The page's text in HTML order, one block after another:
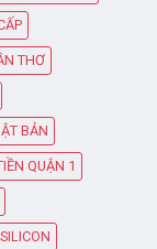
THƠ
BẢN
QUẬN 1